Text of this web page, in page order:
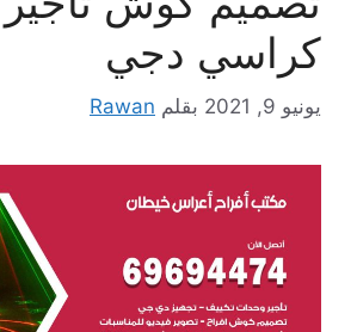
كراسي دجي
يونيو 9, 2021 بقلم Rawan